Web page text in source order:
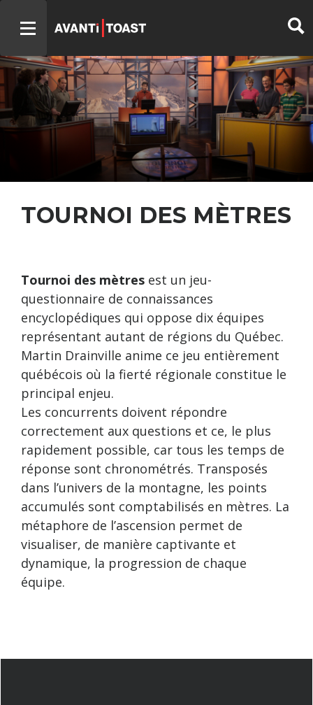
TOURNOI DES MÈTRES
Tournoi des mètres est un jeu-
questionnaire de connaissances
encyclopédiques qui oppose dix équipes
représentant autant de régions du Québec.
Martin Drainville anime ce jeu entièrement
québécois où la fierté régionale constitue le
principal enjeu.
Les concurrents doivent répondre
correctement aux questions et ce, le plus
rapidement possible, car tous les temps de
réponse sont chronométrés. Transposés
dans l’univers de la montagne, les points
accumulés sont comptabilisés en mètres. La
métaphore de l’ascension permet de
visualiser, de manière captivante et
dynamique, la progression de chaque
équipe.